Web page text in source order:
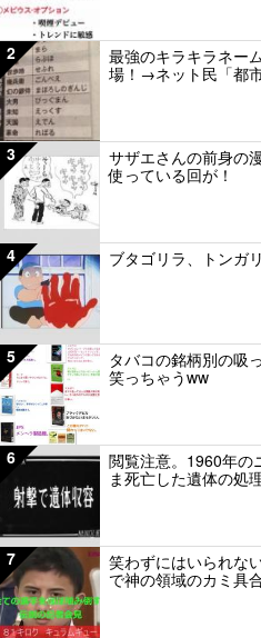
2
最強のキラキラネー
場！→ネット民「都
3
サザエさんの前身の
使っている回が！
4 ブタゴリラ、トンガ
5
タバコの銘柄別の吸
笑っちゃうww
6
閲覧注意。1960年の
ま死亡した遺体の処
7
笑わずにはいられな
で神の領域のカミ具